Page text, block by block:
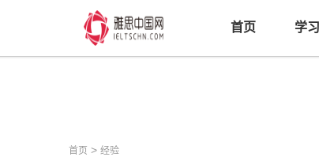
首页 学习
首页 > 经验